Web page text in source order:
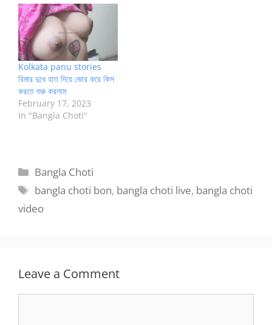
Kolkata panu stories
রিমার দুধে হাত দিয়ে জোর করে কিস
করতে শুরু করলাম
February 17, 2023
In "Bangla Choti"
Categories
Bangla Choti
Tags
bangla choti bon, bangla choti live, bangla choti
video
Leave a Comment